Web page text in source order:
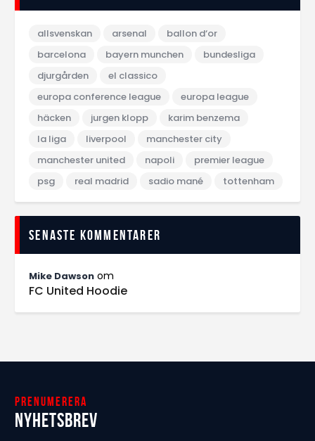
allsvenskan arsenal
ballon d‘or
barcelona
bayern munchen
bundesliga
djurgården
el classico
europa conference league
europa league
häcken
jurgen klopp
karim benzema
la liga
liverpool
manchester city
manchester united
napoli
premier league
psg
real madrid sadio mané tottenham
Senaste kommentarer
Mike Dawson om
FC United Hoodie
Prenumerera
Nyhetsbrev